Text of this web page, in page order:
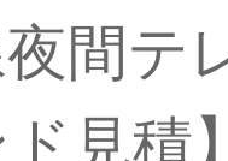
間テ
見積】